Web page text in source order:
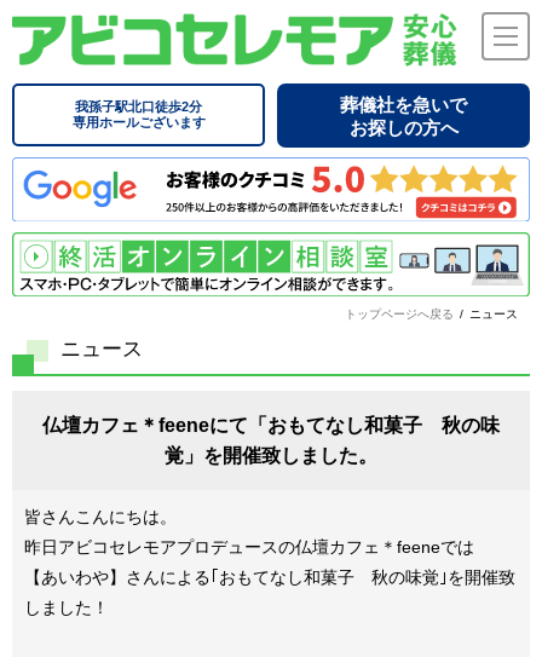
我孫子駅北口徒歩2分
専用ホールございます
葬儀社を急いで
お探しの方へ
トップページへ戻る / ニュース
ニュース
仏壇カフェ＊feeneにて「おもてなし和菓子 秋の味
覚」を開催致しました。
皆さんこんにちは。
昨日アビコセレモアプロデュースの仏壇カフェ＊feeneでは
【あいわや】さんによる｢おもてなし和菓子 秋の味覚｣を開催致
しました！